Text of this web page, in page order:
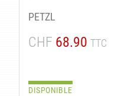
PETZL
CHF 68.90 TTC
DISPONIBLE